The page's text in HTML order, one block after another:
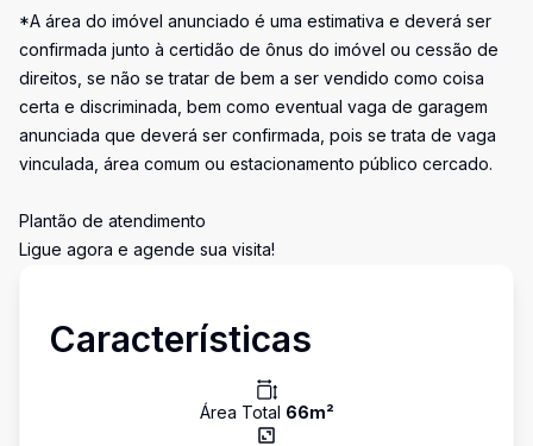
*A área do imóvel anunciado é uma estimativa e deverá ser
confirmada junto à certidão de ônus do imóvel ou cessão de
direitos, se não se tratar de bem a ser vendido como coisa
certa e discriminada, bem como eventual vaga de garagem
anunciada que deverá ser confirmada, pois se trata de vaga
vinculada, área comum ou estacionamento público cercado.
Plantão de atendimento
Ligue agora e agende sua visita!
Características
Área Total 66m²